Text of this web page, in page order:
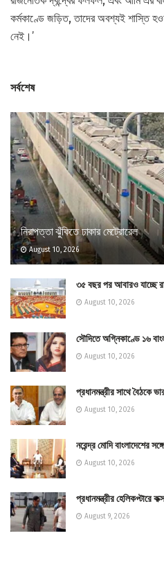
কর্মকাণ্ডে জড়িত, তাদের অবশ্যই শাস্তি
নেই।’
সর্বশেষ
নিরাপত্তা ঝুঁকিতে ঢাকার মেট্রোরেল
August 10, 2026
৩৫ বছর পর আবারও যাচ্ছে
August 10, 2026
সৌদিতে অগ্নিকাণ্ডে ১৬
August 10, 2026
প্রধানমন্ত্রীর সাথে বৈঠকে
August 10, 2026
নরেন্দ্র মোদি বাংলাদেশের
August 10, 2026
প্রধানমন্ত্রীর হেলিকপ্টারে
August 9, 2026